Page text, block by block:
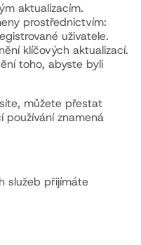
aktualizacím.
prostřednictvím:
uživatele.
klíčových aktualizací.
toho, abyste byli
můžete přestat
používání znamená
služeb přijímáte